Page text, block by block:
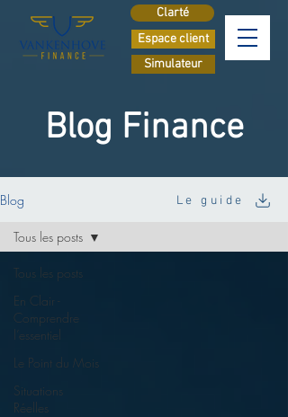
Espace client
Simulateur
Clarté
Blog Finance
Blog
Tous les posts
En Clair -
Comprendre
l’essentiel
Le Point du Mois
Situations
Réelles
Tous les posts
Le guide